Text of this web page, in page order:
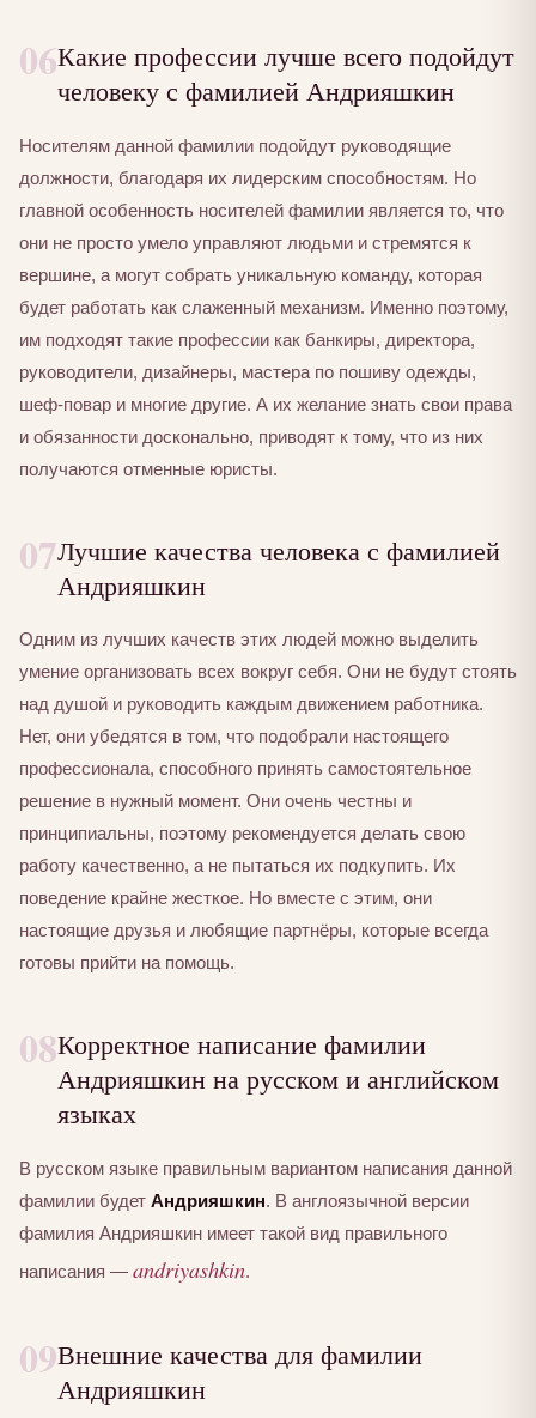
06Какие профессии лучше всего подойдут
человеку с фамилией Андрияшкин
Носителям данной фамилии подойдут руководящие
должности, благодаря их лидерским способностям. Но
главной особенность носителей фамилии является то, что
они не просто умело управляют людьми и стремятся к
вершине, а могут собрать уникальную команду, которая
будет работать как слаженный механизм. Именно поэтому,
им подходят такие профессии как банкиры, директора,
руководители, дизайнеры, мастера по пошиву одежды,
шеф-повар и многие другие. А их желание знать свои права
и обязанности досконально, приводят к тому, что из них
получаются отменные юристы.
07Лучшие качества человека с фамилией
Андрияшкин
Одним из лучших качеств этих людей можно выделить
умение организовать всех вокруг себя. Они не будут стоять
над душой и руководить каждым движением работника.
Нет, они убедятся в том, что подобрали настоящего
профессионала, способного принять самостоятельное
решение в нужный момент. Они очень честны и
принципиальны, поэтому рекомендуется делать свою
работу качественно, а не пытаться их подкупить. Их
поведение крайне жесткое. Но вместе с этим, они
настоящие друзья и любящие партнёры, которые всегда
готовы прийти на помощь.
08Корректное написание фамилии
Андрияшкин на русском и английском
языках
В русском языке правильным вариантом написания данной
фамилии будет Андрияшкин. В англоязычной версии
фамилия Андрияшкин имеет такой вид правильного
написания — andriyashkin.
09Внешние качества для фамилии
Андрияшкин